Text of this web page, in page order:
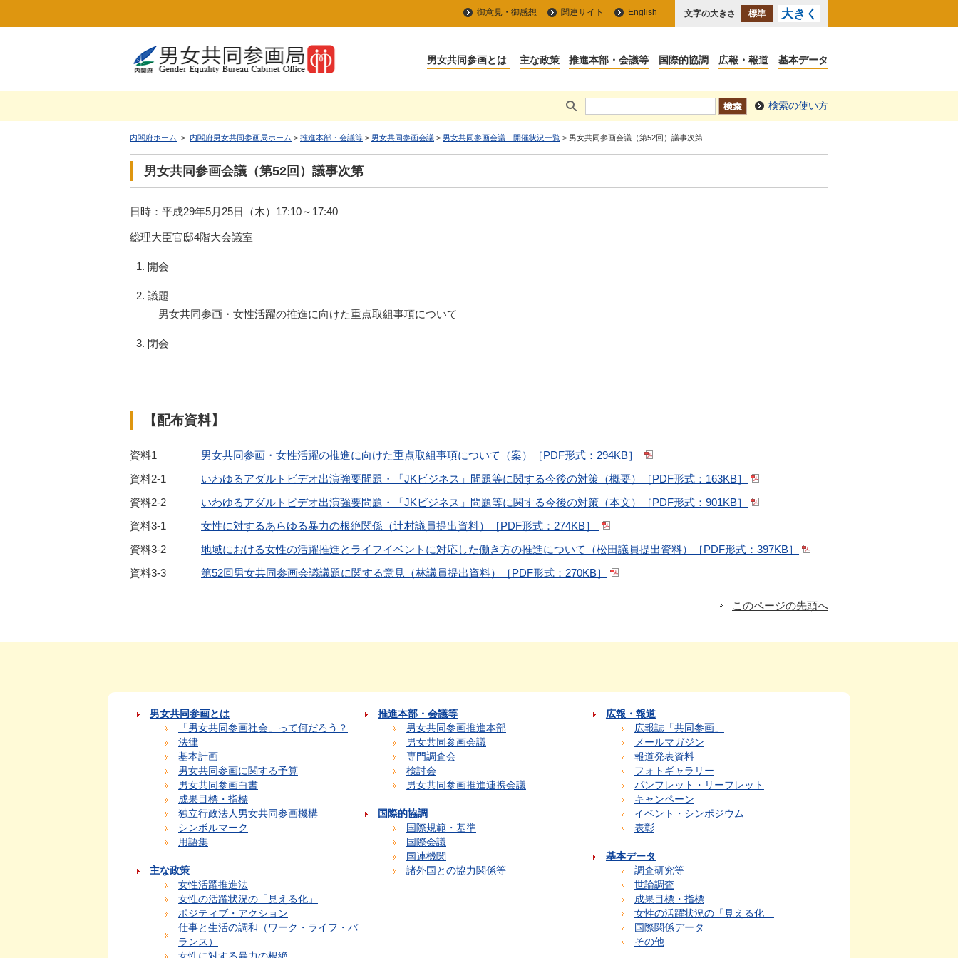
御意見・御感想 関連サイト English 文字の大きさ 標準 大きく
検索の使い方
内閣府ホーム > 内閣府男女共同参画局ホーム > 推進本部・会議等 > 男女共同参画会議 > 男女共同参画会議 開催状況一覧 > 男女共同参画会議（第52回）議事次第
男女共同参画会議（第52回）議事次第
日時：平成29年5月25日（木）17:10～17:40
総理大臣官邸4階大会議室
開会
議題
男女共同参画・女性活躍の推進に向けた重点取組事項について
閉会
【配布資料】
資料1
男女共同参画・女性活躍の推進に向けた重点取組事項について（案）［PDF形式：294KB］
資料2-1
いわゆるアダルトビデオ出演強要問題・「JKビジネス」問題等に関する今後の対策（概要）［PDF形式：163KB］
資料2-2
いわゆるアダルトビデオ出演強要問題・「JKビジネス」問題等に関する今後の対策（本文）［PDF形式：901KB］
資料3-1
女性に対するあらゆる暴力の根絶関係（辻村議員提出資料）［PDF形式：274KB］
資料3-2
地域における女性の活躍推進とライフイベントに対応した働き方の推進について（松田議員提出資料）［PDF形式：397KB］
資料3-3
第52回男女共同参画会議議題に関する意見（林議員提出資料）［PDF形式：270KB］
このページの先頭へ